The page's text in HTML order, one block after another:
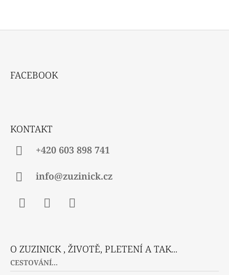
FACEBOOK
KONTAKT
+420 603 898 741
info@zuzinick.cz
O ZUZINICK , ŽIVOTĚ, PLETENÍ A TAK...
CESTOVÁNÍ...